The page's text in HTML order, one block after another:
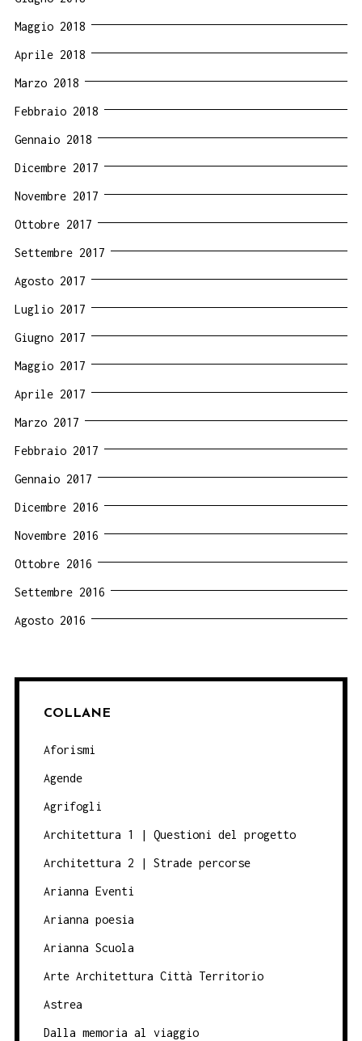
Maggio 2018
Aprile 2018
Marzo 2018
Febbraio 2018
Gennaio 2018
Dicembre 2017
Novembre 2017
Ottobre 2017
Settembre 2017
Agosto 2017
Luglio 2017
Giugno 2017
Maggio 2017
Aprile 2017
Marzo 2017
Febbraio 2017
Gennaio 2017
Dicembre 2016
Novembre 2016
Ottobre 2016
Settembre 2016
Agosto 2016
COLLANE
Aforismi
Agende
Agrifogli
Architettura 1 | Questioni del progetto
Architettura 2 | Strade percorse
Arianna Eventi
Arianna poesia
Arianna Scuola
Arte Architettura Città Territorio
Astrea
Dalla memoria al viaggio